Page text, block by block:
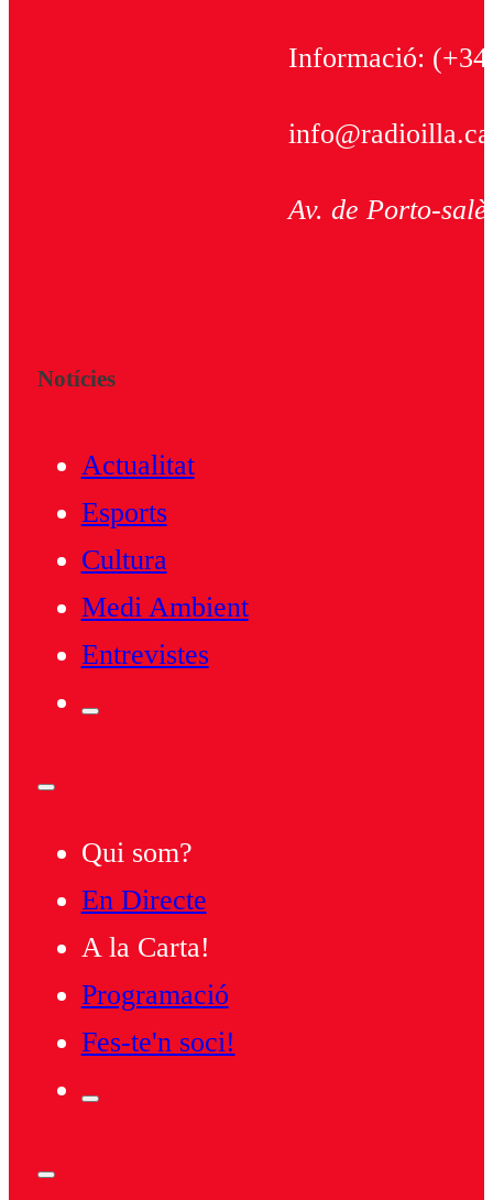
Informació:
Av. de Porto-
Notícies
Actualitat
Esports
Cultura
Medi Ambient
Entrevistes
Qui som?
En Directe
A la Carta!
Programació
Fes-te'n soci!